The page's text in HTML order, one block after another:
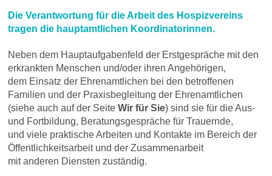
Die Verantwortung für die Arbeit des Hospizvereins
tragen die hauptamtlichen Koordinatorinnen.
Neben dem Hauptaufgabenfeld der Erstgespräche mit den
erkrankten Menschen und/oder ihren Angehörigen,
dem Einsatz der Ehrenamtlichen bei den betroffenen
Familien und der Praxisbegleitung der Ehrenamtlichen
(siehe auch auf der SeiteWir für Sie) sind sie für die Aus-
und Fortbildung, Beratungsgespräche für Trauernde,
und viele praktische Arbeiten und Kontakte im Bereich der
Öffentlichkeitsarbeit und der Zusammenarbeit
mit anderen Diensten zuständig.